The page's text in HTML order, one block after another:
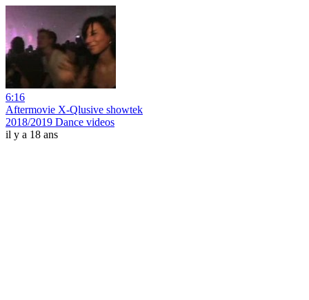
6:16
Aftermovie X-Qlusive showtek
2018/2019 Dance videos
il y a 18 ans